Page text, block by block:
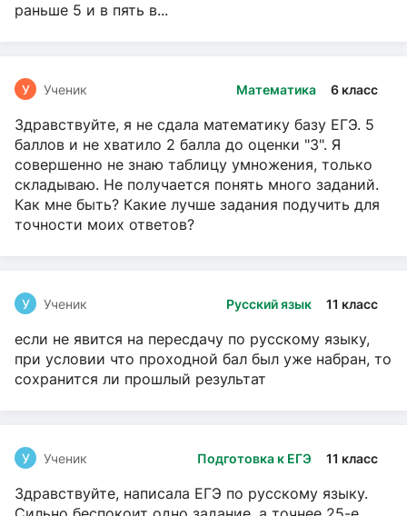
раньше 5 и в пять в...
Математика 6 класс
У Ученик
Здравствуйте, я не сдала математику базу ЕГЭ. 5
баллов и не хватило 2 балла до оценки "3". Я
совершенно не знаю таблицу умножения, только
складываю. Не получается понять много заданий.
Как мне быть? Какие лучше задания подучить для
точности моих ответов?
Русский язык 11 класс
У Ученик
если не явится на пересдачу по русскому языку,
при условии что проходной бал был уже набран, то
сохранится ли прошлый результат
Подготовка к ЕГЭ 11 класс
У Ученик
Здравствуйте, написала ЕГЭ по русскому языку.